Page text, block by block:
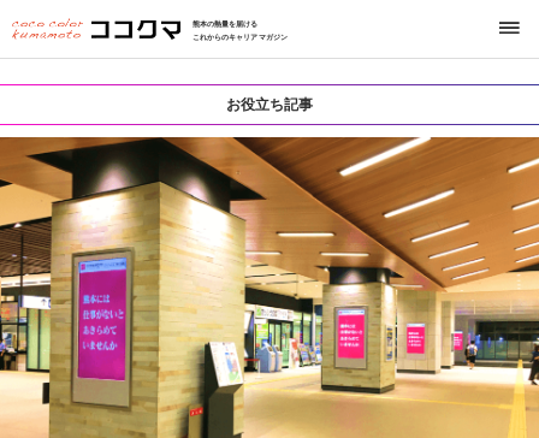
熊本の熱量を届ける
これからのキャリアマガジン
お役立ち記事